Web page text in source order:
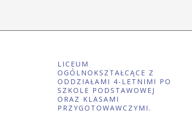
LICEUM
OGÓLNOKSZTAŁCĄCE Z
ODDZIAŁAMI 4-LETNIMI PO
SZKOLE PODSTAWOWEJ
ORAZ KLASAMI
PRZYGOTOWAWCZYMI.